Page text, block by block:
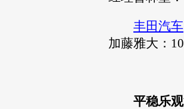
丰田汽车
加藤雅大：
平稳乐